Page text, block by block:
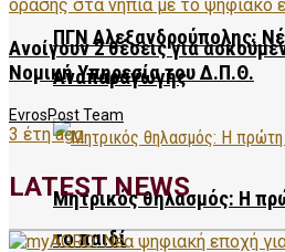
ΠΓΝ Αλεξανδρούπολης:
Αναπαραγωγής
Μητρικός θηλασμός: Η
το παιδί
Ανοίγουν 2 θέσεις για
Νομική Υπηρεσία του Δ.Π.Θ.
EvrosPost Team
3 έτη ago
LATEST NEWS